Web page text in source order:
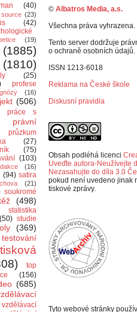
(40)
source (23)
(42)
(19)
(1885)
(1810)
(25)
profese
(16)
(506)
práce s
právní
průzkum
(27)
(75)
(103)
(16)
(94) satira
(21)
soukromé
(498)
statistika
(50) studie
(369)
testování
tisková
top
(156)
(685)
vzdělávací
© Albatros Media, a.s.
Všechna práva vyhrazena.
Tento server dodržuje
o ochraně osobních údajů.
ISSN 1213-6018
Reklama na České škole
Diskusní pravidla
Obsah podléhá licenci
Uveďte autora-Neužívejte
Nezasahujte do díla 3.0
pokud není uvedeno jinak
tiskové zprávy.
Tyto webové stránky